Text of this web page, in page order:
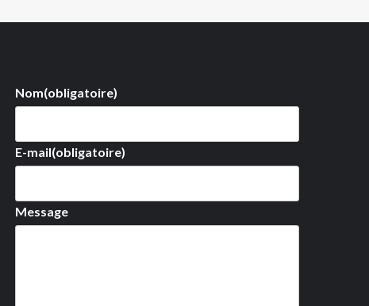
Nom(obligatoire)
E-mail(obligatoire)
Message